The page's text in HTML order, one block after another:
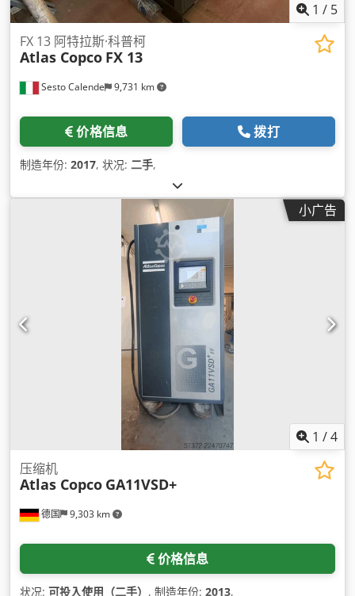
1 / 5
Sesto Calende 9,731 km
FX 13 阿特拉斯·科普柯
Atlas Copco FX 13
价格信息 拨打
制造年份: 2017, 状况: 二手,
小广告
1 /4
德国 9,303 km
压缩机
Atlas Copco GA11VSD+
价格信息
状况: 可投入使用（二手） , 制造年份: 2013,